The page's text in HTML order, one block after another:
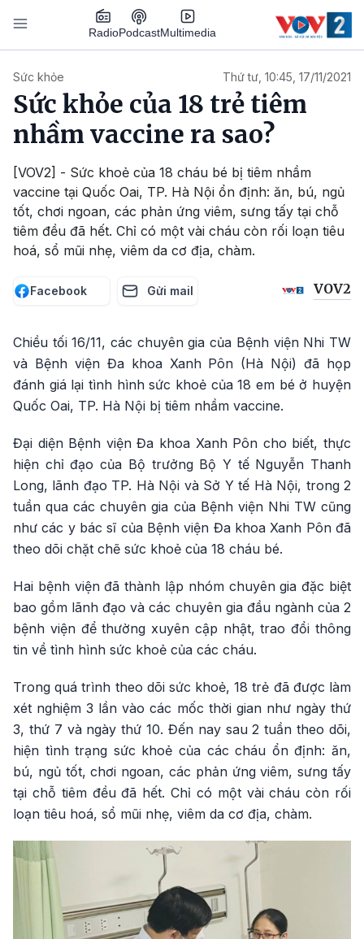
Nhảy đến nội dung
RadioPodcastMultimedia
Sức khỏe Thứ tư, 10:45, 17/11/2021
Sức khỏe của 18 trẻ tiêm
nhầm vaccine ra sao?
[VOV2] - Sức khoẻ của 18 cháu bé bị tiêm nhầm
vaccine tại Quốc Oai, TP. Hà Nội ổn định: ăn, bú, ngủ
tốt, chơi ngoan, các phản ứng viêm, sưng tấy tại chỗ
tiêm đều đã hết. Chỉ có một vài cháu còn rối loạn tiêu
hoá, sổ mũi nhẹ, viêm da cơ địa, chàm.
Facebook Gửi mail VOV2
Chiều tối 16/11, các chuyên gia của Bệnh viện Nhi TW
và Bệnh viện Đa khoa Xanh Pôn (Hà Nội) đã họp
đánh giá lại tình hình sức khoẻ của 18 em bé ở huyện
Quốc Oai, TP. Hà Nội bị tiêm nhầm vaccine.
Đại diện Bệnh viện Đa khoa Xanh Pôn cho biết, thực
hiện chỉ đạo của Bộ trưởng Bộ Y tế Nguyễn Thanh
Long, lãnh đạo TP. Hà Nội và Sở Y tế Hà Nội, trong 2
tuần qua các chuyên gia của Bệnh viện Nhi TW cũng
như các y bác sĩ của Bệnh viện Đa khoa Xanh Pôn đã
theo dõi chặt chẽ sức khoẻ của 18 cháu bé.
Hai bệnh viện đã thành lập nhóm chuyên gia đặc biệt
bao gồm lãnh đạo và các chuyên gia đầu ngành của 2
bệnh viện để thường xuyên cập nhật, trao đổi thông
tin về tình hình sức khoẻ của các cháu.
Trong quá trình theo dõi sức khoẻ, 18 trẻ đã được làm
xét nghiệm 3 lần vào các mốc thời gian như ngày thứ
3, thứ 7 và ngày thứ 10. Đến nay sau 2 tuần theo dõi,
hiện tình trạng sức khoẻ của các cháu ổn định: ăn,
bú, ngủ tốt, chơi ngoan, các phản ứng viêm, sưng tấy
tại chỗ tiêm đều đã hết. Chỉ có một vài cháu còn rối
loạn tiêu hoá, sổ mũi nhẹ, viêm da cơ địa, chàm.